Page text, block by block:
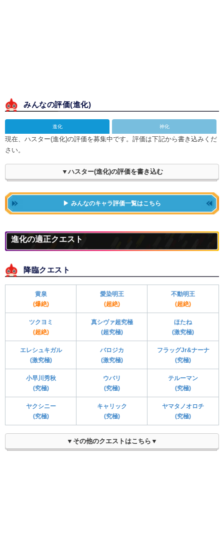
みんなの評価(進化)
進化 神化
現在、ハスター(進化)の評価を募集中です。評価は下記から書き込みくだ
さい。
▼ハスター(進化)の評価を書き込む
みんなのキャラ評価一覧はこちら
進化の適正クエスト
降臨クエスト
黄泉
(爆絶)
愛染明王
(超絶)
不動明王
(超絶)
ツクヨミ
(超絶)
真シヴァ超究極
(超究極)
ほたね
(激究極)
エレシュキガル
(激究極)
バロジカ
(激究極)
フラッグJr&ナーナ
(究極)
小早川秀秋
(究極)
ウバリ
(究極)
テルーマン
(究極)
ヤクシニー
(究極)
キャリック
(究極)
ヤマタノオロチ
(究極)
▼その他のクエストはこちら▼